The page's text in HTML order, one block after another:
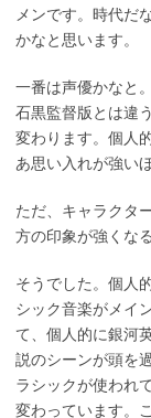
メンです。時代だ
かなと思います。
一番は声優かなと
石黒監督版とは違
変わります。個人
あ思い入れが強い
ただ、キャラクタ
方の印象が強くな
そうでした。個人
シック音楽がメイ
て、個人的に銀河
説のシーンが頭を
ラシックが使われ
変わっています。